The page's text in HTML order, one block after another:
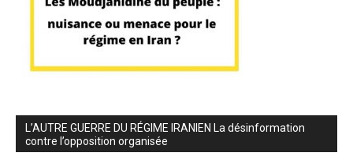
L’AUTRE GUERRE DU RÉGIME IRANIEN La désinformation
contre l’opposition organisée